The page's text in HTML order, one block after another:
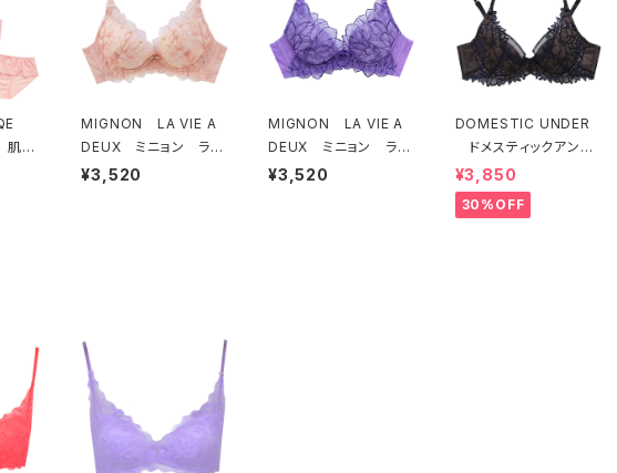
肌側
MIGNON LA VIE A
DEUX ミニョン ラヴ
ィアドゥ ビビアーナ
¥3,520
MIGNON LA VIE A
DEUX ミニョン ラヴ
ィアドゥ ビビアーナ
¥3,520
DOMESTIC UNDER
ドメスティックアンダ
ー オルフェーヴル ブ
ラジャー（ブラック）D22
54 送料無料
¥3,850
30%OFF